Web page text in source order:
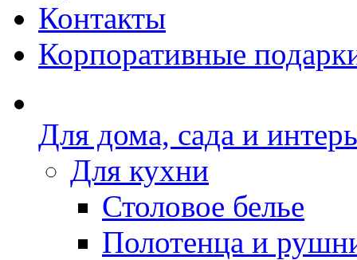
Контакты
Корпоративные
Для дома, сада и
Для кухни
Столовое белье
Полотенца и